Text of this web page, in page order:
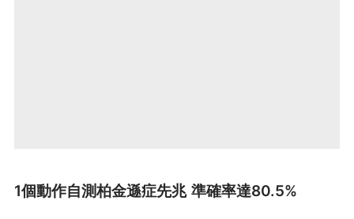
1個動作自測柏金遜症先兆 準確率達80.5%